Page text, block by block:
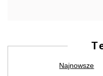
Najnowsze